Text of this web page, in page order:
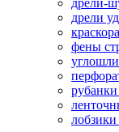
дрели-
дрели
фены
рубанки
лобзики